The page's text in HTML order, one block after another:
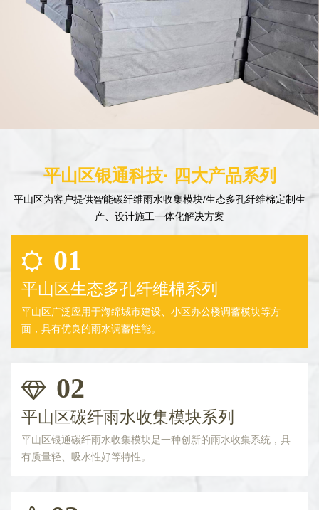
平山区银通科技· 四大产品系列
平山区为客户提供智能碳纤维雨水收集模块/生态多孔纤维棉定制生
产、设计施工一体化解决方案
01
平山区生态多孔纤维棉系列
平山区广泛应用于海绵城市建设、小区办公楼调蓄模块等方
面，具有优良的雨水调蓄性能。
02
平山区碳纤雨水收集模块系列
平山区银通碳纤雨水收集模块是一种创新的雨水收集系统，具
有质量轻、吸水性好等特性。